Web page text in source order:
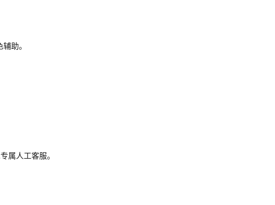
助。
属人工客服。